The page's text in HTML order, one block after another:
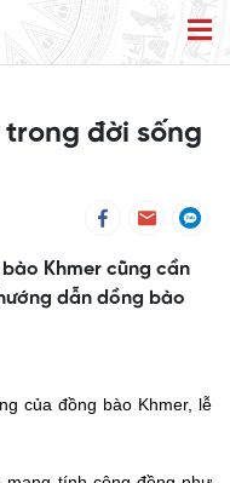
trong đời sống
Khmer cũng cần
dẫn dồng bào
của đồng bào Khmer, lễ